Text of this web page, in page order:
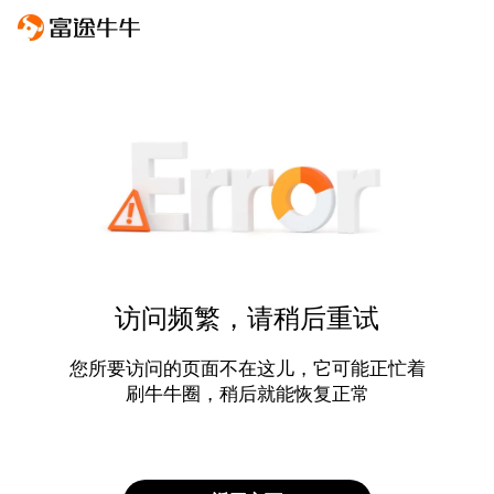
访问频繁，请稍后重试
您所要访问的页面不在这儿，它可能正忙着
刷牛牛圈，稍后就能恢复正常